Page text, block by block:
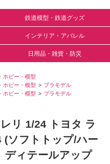
鉄道模型・鉄道グッズ
インテリア・アパレル
日用品・雑貨・防災
ホビー・模型
ホビー・模型
プラモデル
ホビー・模型
プラモデル
リ 1/24 トヨタ ラ
(ソフトトップ/ハー
ディテールアップ